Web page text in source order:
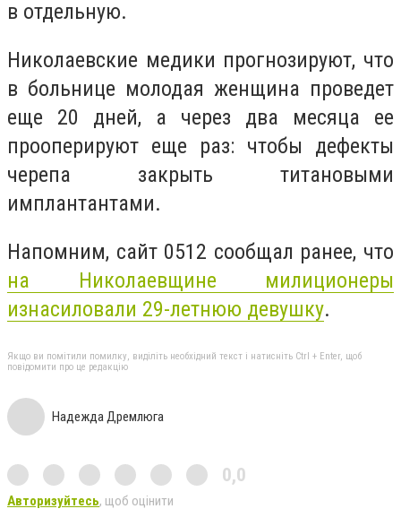
в отдельную.
Николаевские медики прогнозируют, что
в больнице молодая женщина проведет
еще 20 дней, а через два месяца ее
прооперируют еще раз: чтобы дефекты
черепа закрыть титановыми
имплантантами.
Напомним, сайт 0512 сообщал ранее, что
на Николаевщине милиционеры
изнасиловали 29-летнюю девушку.
Якщо ви помітили помилку, виділіть необхідний текст і натисніть Ctrl + Enter, щоб
повідомити про це редакцію
Надежда Дремлюга
0,0
Авторизуйтесь, щоб оцінити